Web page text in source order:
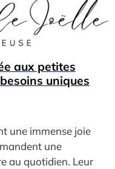
aux petites
uniques
une immense joie
une
au quotidien. Leur